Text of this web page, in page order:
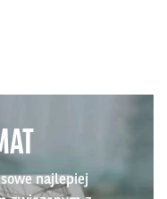
najlepiej